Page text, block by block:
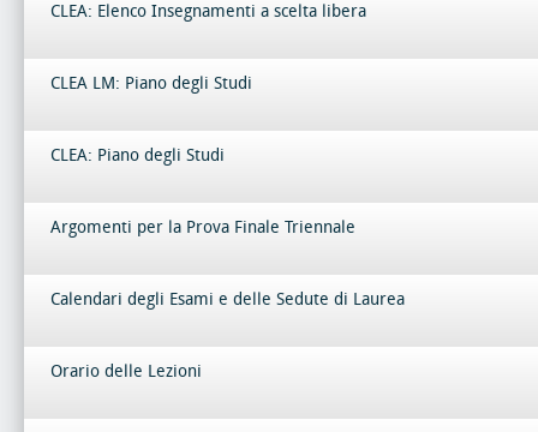
CLEA: Elenco Insegnamenti a scelta libera
CLEA LM: Piano degli Studi
CLEA: Piano degli Studi
Argomenti per la Prova Finale Triennale
Calendari degli Esami e delle Sedute di Laurea
Orario delle Lezioni